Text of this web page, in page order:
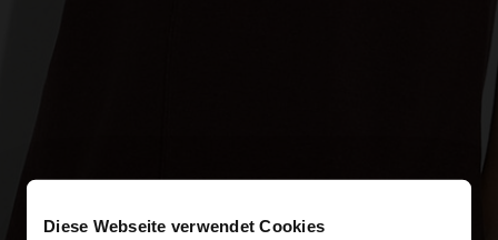
Diese Webseite verwendet Cookies